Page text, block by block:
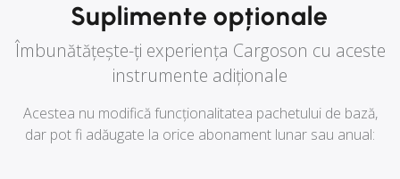
Suplimente opționale
Îmbunătățește-ți experiența Cargoson cu aceste
instrumente adiționale
Acestea nu modifică funcționalitatea pachetului de bază,
dar pot fi adăugate la orice abonament lunar sau anual: